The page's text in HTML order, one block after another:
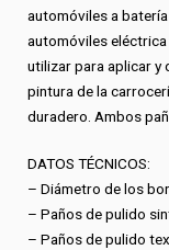
automóviles a
automóviles eléctrica
utilizar para aplicar y
pintura de la
duradero. Ambos
DATOS TÉCNICOS:
– Diámetro de los
– Paños de pulido
– Paños de pulido